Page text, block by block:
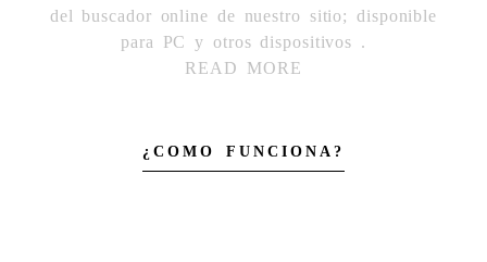
del buscador online de nuestro sitio; disponible
para PC y otros dispositivos .
READ MORE
¿COMO FUNCIONA?